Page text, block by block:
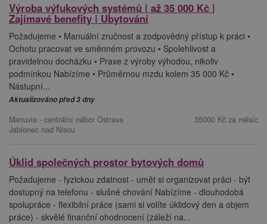
Výroba výfukových systémů | až 35 000 Kč |
Zajímavé benefity | Ubytování
Požadujeme • Manuální zručnost a zodpovědný přístup k práci •
Ochotu pracovat ve směnném provozu • Spolehlivost a
pravidelnou docházku • Praxe z výroby výhodou, nikoliv
podmínkou Nabízíme • Průměrnou mzdu kolem 35 000 Kč •
Nástupní...
Aktualizováno před 3 dny
Manuvia - centrální nábor Ostrava
Jablonec nad Nisou
35000 Kč za měsíc
Úklid společných prostor bytových domů
Požadujeme - fyzickou zdatnost - umět si organizovat práci - být
dostupný na telefonu - slušné chování Nabízíme - dlouhodobá
spolupráce - flexibilní práce (sami si volíte úklidový den a objem
práce) - skvělé finanční ohodnocení (záleží na...